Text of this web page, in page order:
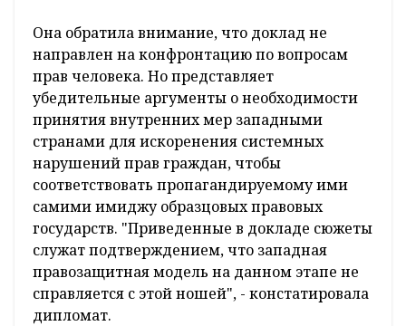
Она обратила внимание, что доклад не
направлен на конфронтацию по вопросам
прав человека. Но представляет
убедительные аргументы о необходимости
принятия внутренних мер западными
странами для искоренения системных
нарушений прав граждан, чтобы
соответствовать пропагандируемому ими
самими имиджу образцовых правовых
государств. "Приведенные в докладе сюжеты
служат подтверждением, что западная
правозащитная модель на данном этапе не
справляется с этой ношей", - констатировала
дипломат.